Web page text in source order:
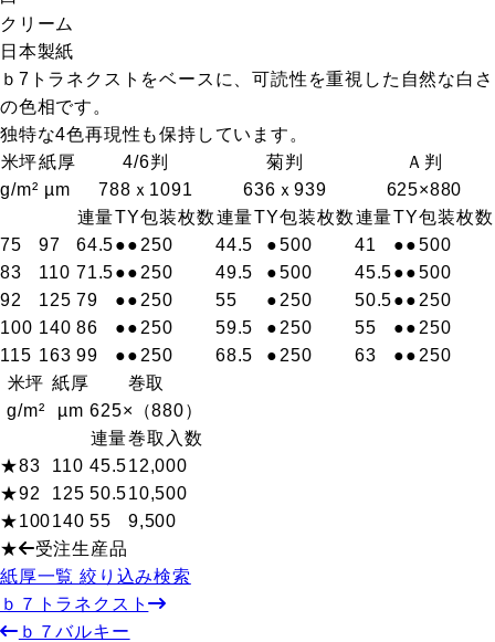
クリーム
日本製紙
ｂ7トラネクストをベースに、可読性を重視した自然な白さ
の色相です。
独特な4色再現性も保持しています。
米坪
g/m²
紙厚
µm
4/6判
788ｘ1091
菊判
636ｘ939
Ａ判
625×880
連量TY包装枚数連量TY包装枚数連量TY包装枚数
75
97 64.5●● 250 44.5 ●500 41 ●●500
83
110 71.5●● 250 49.5 ●500 45.5●●500
92
125 79 ●● 250 55 ● 250 50.5●● 250
100 140 86 ●● 250 59.5 ● 250 55 ●● 250
115 163 99 ●● 250 68.5 ● 250 63 ●● 250
米坪
g/m²
紙厚
µm
巻取
625×（880）
連量巻取入数
★83
110 45.512,000
★92
125 50.510,500
★100140 55
9,500
★
受注生産品
紙厚一覧 絞り込み検索
ｂ７トラネクスト
ｂ７バルキー